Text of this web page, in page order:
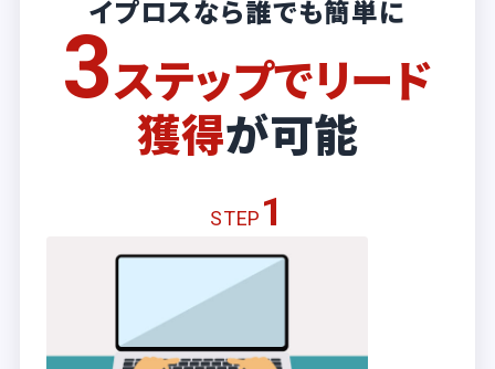
イプロスなら誰でも簡単に
3ステップでリード
獲得が可能
STEP 1